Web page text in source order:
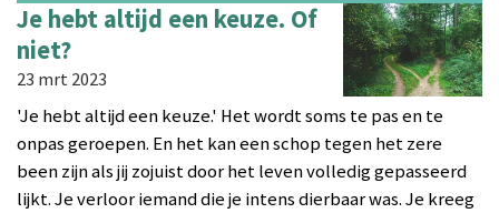
Je hebt altijd een keuze. Of
niet?
23 mrt 2023
'Je hebt altijd een keuze.' Het wordt soms te pas en te
onpas geroepen. En het kan een schop tegen het zere
been zijn als jij zojuist door het leven volledig gepasseerd
lijkt. Je verloor iemand die je intens dierbaar was. Je kreeg